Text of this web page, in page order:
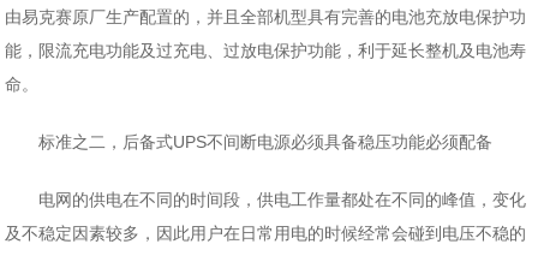
由易克赛原厂生产配置的，并且全部机型具有完善的电池充放电保护功
能，限流充电功能及过充电、过放电保护功能，利于延长整机及电池寿
命。
标准之二，后备式UPS不间断电源必须具备稳压功能必须配备
电网的供电在不同的时间段，供电工作量都处在不同的峰值，变化
及不稳定因素较多，因此用户在日常用电的时候经常会碰到电压不稳的